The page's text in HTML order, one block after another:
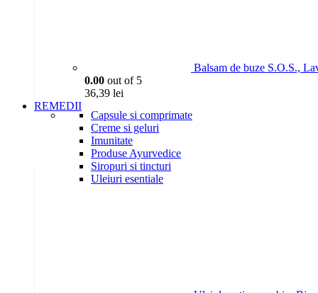
Balsam de buze S.O.S.,
0.00 out of 5
36,39 lei
REMEDII
Capsule si comprimate
Creme si geluri
Imunitate
Produse Ayurvedice
Siropuri si tincturi
Uleiuri esentiale